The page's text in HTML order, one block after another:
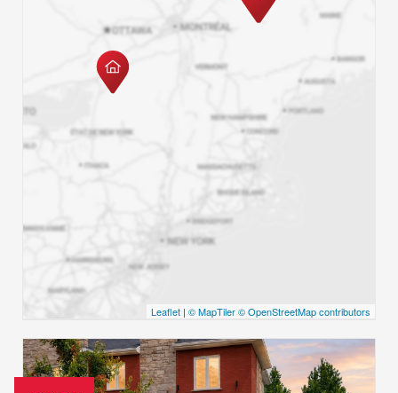
Leaflet | © MapTiler© OpenStreetMap contributors